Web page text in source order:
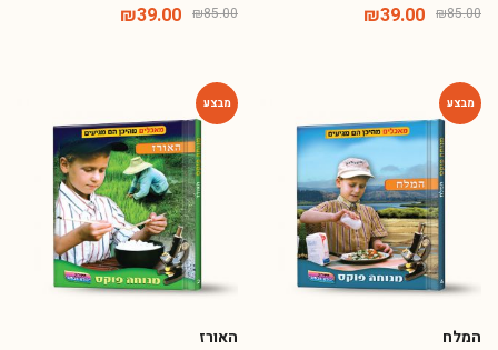
₪85.00
₪39.00
₪85.00
₪39.00
המלח האורז